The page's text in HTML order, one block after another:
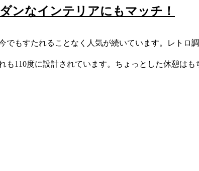
ンなインテリアにもマッチ！
もすたれることなく人気が続いています。レトロ
110度に設計されています。ちょっとした休憩は